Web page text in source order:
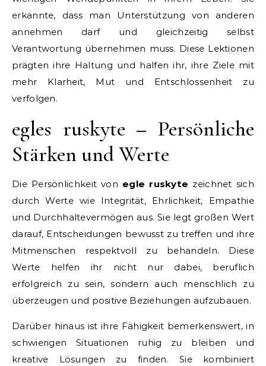
erkannte, dass man Unterstützung von anderen
annehmen darf und gleichzeitig selbst
Verantwortung übernehmen muss. Diese Lektionen
prägten ihre Haltung und halfen ihr, ihre Ziele mit
mehr Klarheit, Mut und Entschlossenheit zu
verfolgen.
egles ruskyte – Persönliche
Stärken und Werte
Die Persönlichkeit von egle ruskyte zeichnet sich
durch Werte wie Integrität, Ehrlichkeit, Empathie
und Durchhaltevermögen aus. Sie legt großen Wert
darauf, Entscheidungen bewusst zu treffen und ihre
Mitmenschen respektvoll zu behandeln. Diese
Werte helfen ihr nicht nur dabei, beruflich
erfolgreich zu sein, sondern auch menschlich zu
überzeugen und positive Beziehungen aufzubauen.
Darüber hinaus ist ihre Fähigkeit bemerkenswert, in
schwierigen Situationen ruhig zu bleiben und
kreative Lösungen zu finden. Sie kombiniert